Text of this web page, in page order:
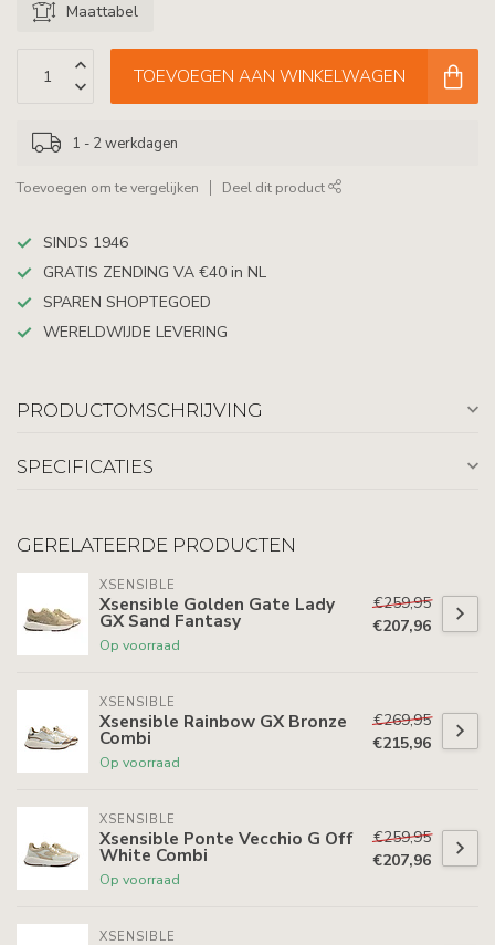
Maattabel
TOEVOEGEN AAN WINKELWAGEN
1 - 2 werkdagen
Toevoegen om te vergelijken Deel dit product
SINDS 1946
GRATIS ZENDING VA €40 in NL
SPAREN SHOPTEGOED
WERELDWIJDE LEVERING
PRODUCTOMSCHRIJVING
SPECIFICATIES
GERELATEERDE PRODUCTEN
XSENSIBLE
Xsensible Golden Gate Lady
GX Sand Fantasy
Op voorraad
€259,95
€207,96
XSENSIBLE
Xsensible Rainbow GX Bronze
Combi
Op voorraad
€269,95
€215,96
XSENSIBLE
Xsensible Ponte Vecchio G Off
White Combi
Op voorraad
€259,95
€207,96
XSENSIBLE